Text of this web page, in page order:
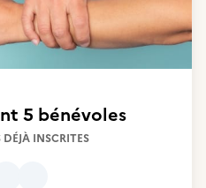
5 bénévoles
INSCRITES